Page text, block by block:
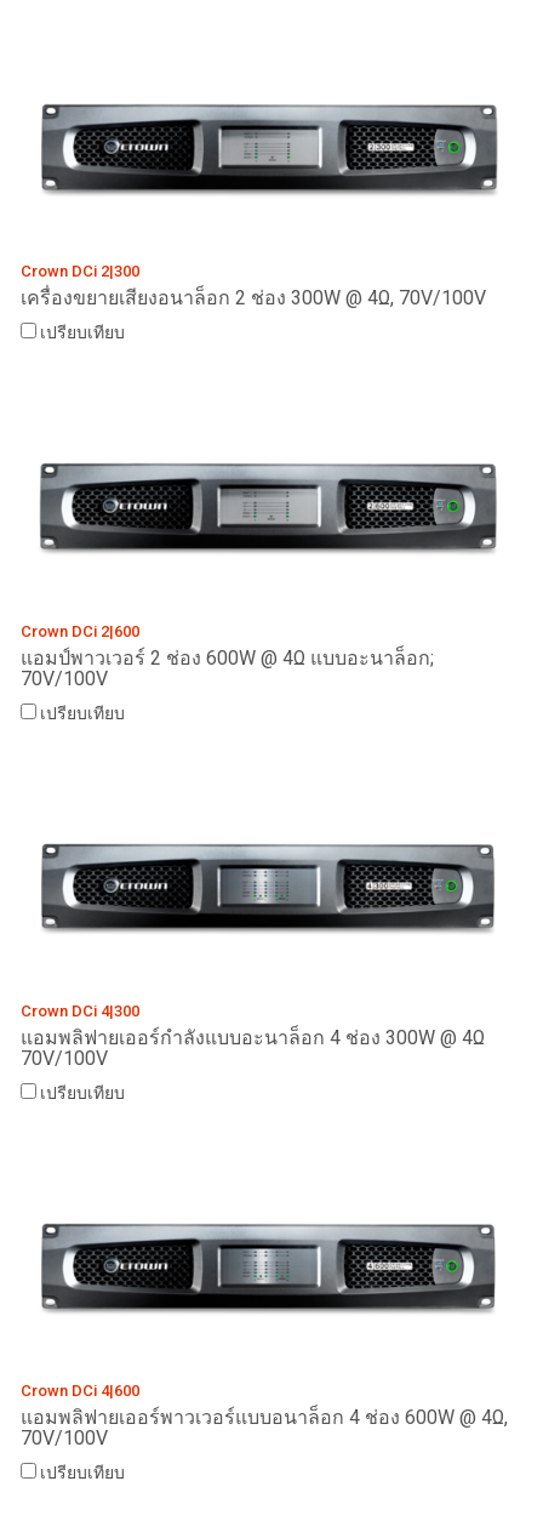
Crown DCi 2|300
เครื่องขยายเสียงอนาล็อก 2 ช่อง 300W @ 4Ω, 70V/100V
เปรียบเทียบ
Crown DCi 2|600
แอมป์พาวเวอร์ 2 ช่อง 600W @ 4Ω แบบอะนาล็อก;
70V/100V
เปรียบเทียบ
Crown DCi 4|300
แอมพลิฟายเออร์กำลังแบบอะนาล็อก 4 ช่อง 300W @ 4Ω
70V/100V
เปรียบเทียบ
Crown DCi 4|600
แอมพลิฟายเออร์พาวเวอร์แบบอนาล็อก 4 ช่อง 600W @ 4Ω,
70V/100V
เปรียบเทียบ